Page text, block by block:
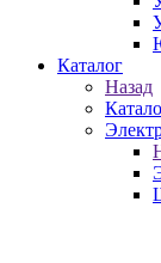
Каталог
Назад